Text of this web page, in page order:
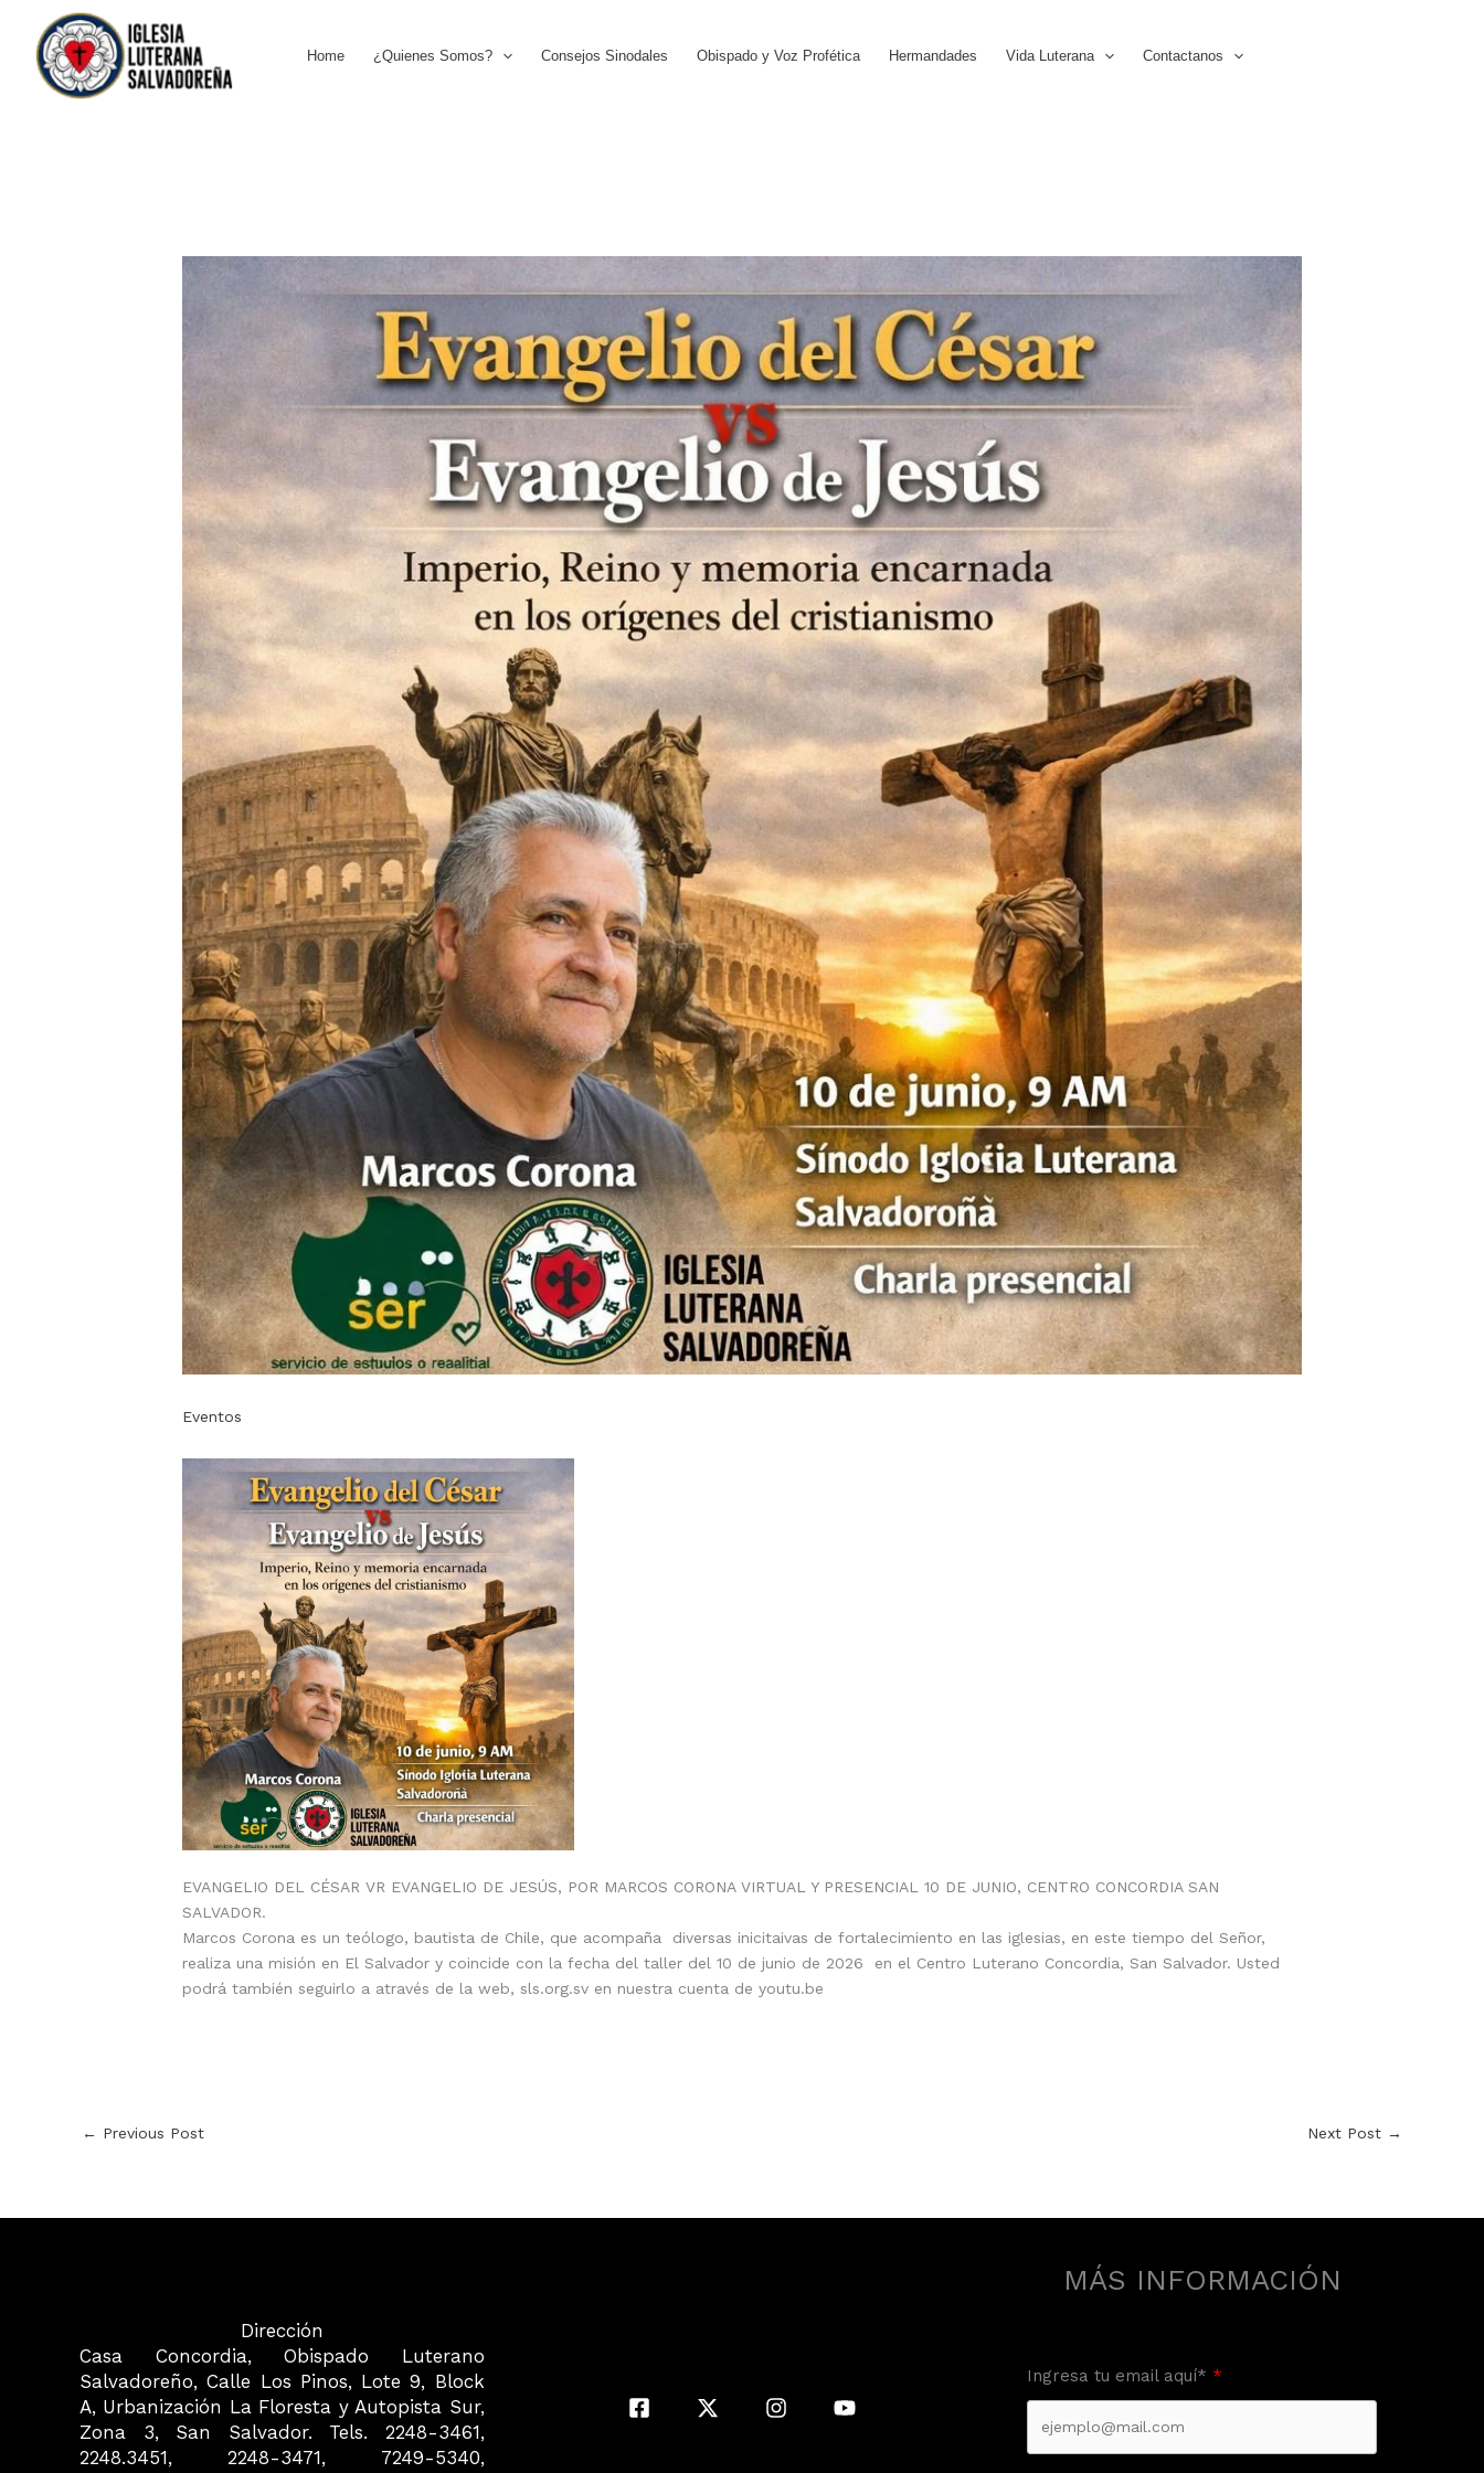
content
Home ¿Quienes Somos? Consejos Sinodales Obispado y Voz Profética Hermandades Vida Luterana Contactanos
Eventos
EVANGELIO DEL CÉSAR VR EVANGELIO DE JESÚS, POR MARCOS CORONA VIRTUAL Y PRESENCIAL 10 DE JUNIO, CENTRO CONCORDIA SAN
SALVADOR.
Marcos Corona es un teólogo, bautista de Chile, que acompaña diversas inicitaivas de fortalecimiento en las iglesias, en este tiempo del Señor,
realiza una misión en El Salvador y coincide con la fecha del taller del 10 de junio de 2026 en el Centro Luterano Concordia, San Salvador. Usted
podrá también seguirlo a através de la web, sls.org.sv en nuestra cuenta de youtu.be
← Previous Post Next Post →
Dirección
Casa Concordia, Obispado Luterano
Salvadoreño, Calle Los Pinos, Lote 9, Block
A, Urbanización La Floresta y Autopista Sur,
Zona 3, San Salvador. Tels. 2248-3461,
2248.3451, 2248-3471, 7249-5340,
MÁS INFORMACIÓN
Ingresa tu email aquí*